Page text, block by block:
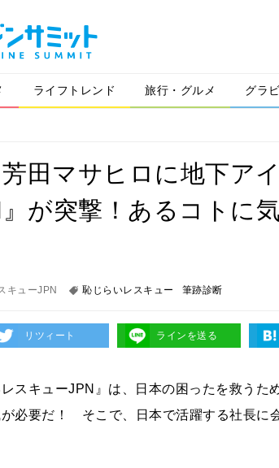
ライフトレンド 旅行・グルメ グラ
田マサヒロに地下ア
が突撃！あるコトに
キューJPN 恥じらいレスキュー 筆跡診断
リツィート ラインを送る
スキューJPN 』は、日本の困ったを救うた
必要だ！ そこで、日本で活躍する社長に